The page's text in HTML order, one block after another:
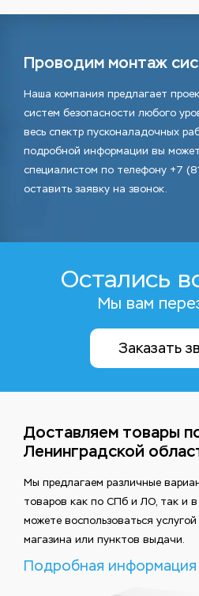
Проводим монтаж
Наша компания предлагает
систем безопасности любого
весь спектр пусконаладочных
подробной информации вы
специалистом по телефону +7
оставить заявку на звонок.
Остались
Мы вам
Заказать
Доставляем товары
Ленинградской
Мы предлагаем различные
товаров как по СПб и ЛО, так и в
можете воспользоваться
магазина или пунктов выдачи.
Подробная информация